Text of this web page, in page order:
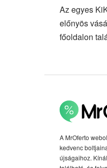
Az egyes
előnyös
főoldalon
A MrOferto
kedvenc
újságaihoz.